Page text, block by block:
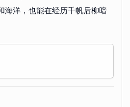
海洋，也能在经历千帆后柳暗